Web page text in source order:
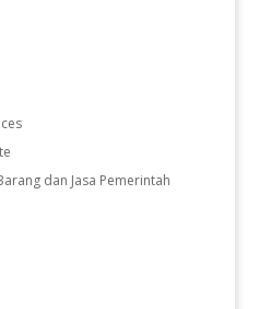
dan Jasa Pemerintah